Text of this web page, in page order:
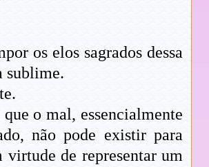
os elos sagrados dessa
sublime.
que o mal, essencialmente
não pode existir para
virtude de representar um